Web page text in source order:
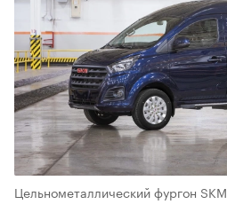
Цельнометаллический фургон SKM